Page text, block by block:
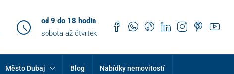
od 9 do 18 hodin
sobota až čtvrtek
Město Dubaj Blog Nabídky nemovitostí